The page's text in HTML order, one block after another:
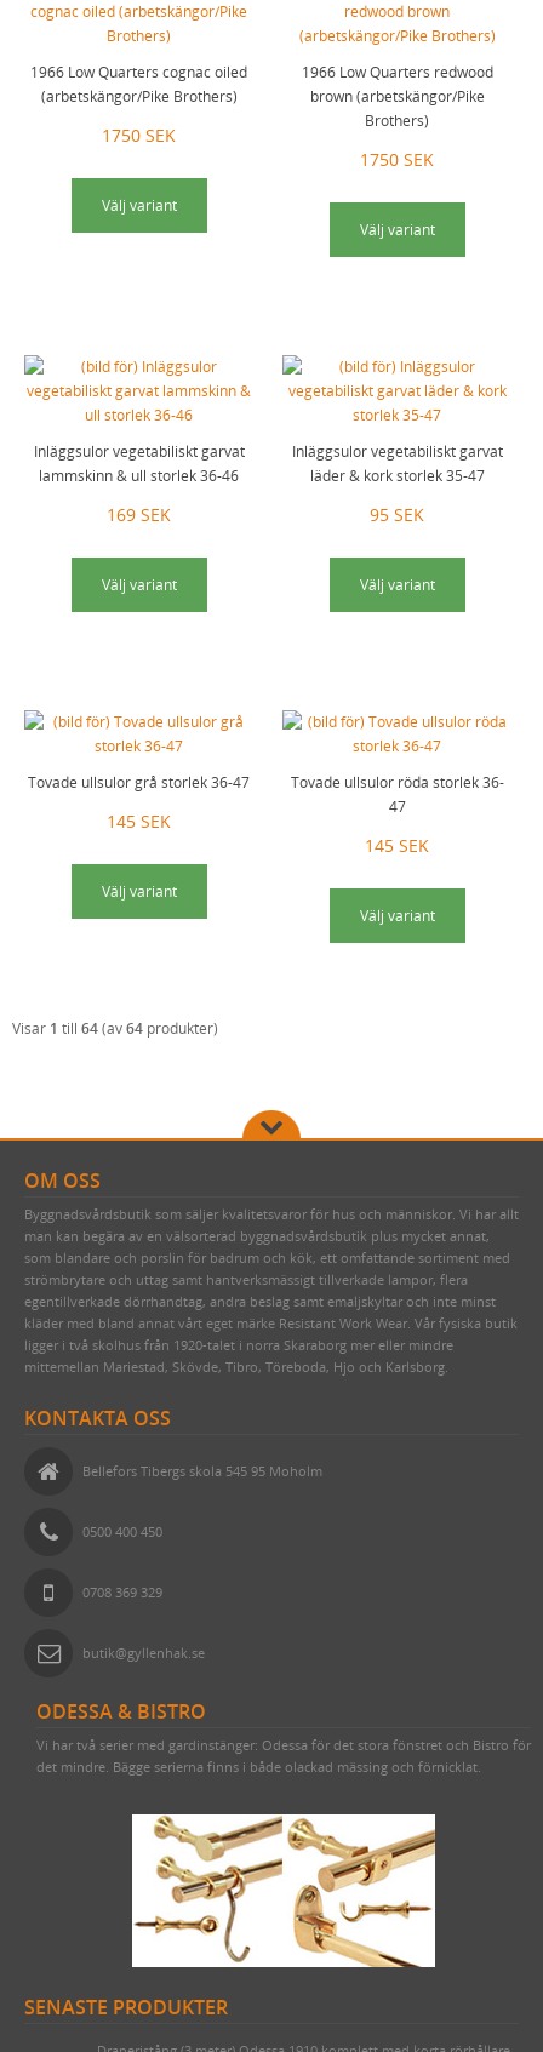
1966 Low Quarters cognac oiled
(arbetskängor/Pike Brothers)
1750 SEK
Välj variant
1966 Low Quarters redwood
brown (arbetskängor/Pike
Brothers)
1750 SEK
Välj variant
Inläggsulor vegetabiliskt garvat
lammskinn & ull storlek 36-46
169 SEK
Välj variant
Inläggsulor vegetabiliskt garvat
läder & kork storlek 35-47
95 SEK
Välj variant
Tovade ullsulor grå storlek 36-47
145 SEK
Välj variant
Tovade ullsulor röda storlek 36-
47
145 SEK
Välj variant
Visar 1 till 64(av64 produkter)
OM OSS
Byggnadsvårdsbutik som säljer kvalitetsvaror för hus och människor. Vi har allt
man kan begära av en välsorterad byggnadsvårdsbutik plus mycket annat,
som blandare och porslin för badrum och kök, ett omfattande sortiment med
strömbrytare och uttag samt hantverksmässigt tillverkade lampor, flera
egentillverkade dörrhandtag, andra beslag samt emaljskyltar och inte minst
kläder med bland annat vårt eget märke Resistant Work Wear. Vår fysiska butik
ligger i två skolhus från 1920-talet i norra Skaraborg mer eller mindre
mittemellan Mariestad, Skövde, Tibro, Töreboda, Hjo och Karlsborg.
KONTAKTA OSS
Bellefors Tibergs skola 545 95 Moholm
0500 400 450
0708 369 329
butik@gyllenhak.se
ODESSA & BISTRO
Vi har två serier med gardinstänger: Odessa för det stora fönstret och Bistro för
det mindre. Bägge serierna finns i både olackad mässing och förnicklat.
SENASTE PRODUKTER